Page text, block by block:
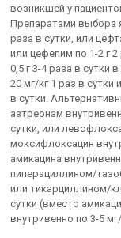
возникшей у
Препаратами выбора
раза в сутки, или
или цефепим по 1-2 г
0,5 г 3-4 раза в сутки
20 мг/кг 1 раз в сутки
в сутки.
азтреонам
сутки, или
моксифлоксацин
амикацина
пиперациллином/
или тикарциллином/
сутки (вместо
внутривенно по 3-5